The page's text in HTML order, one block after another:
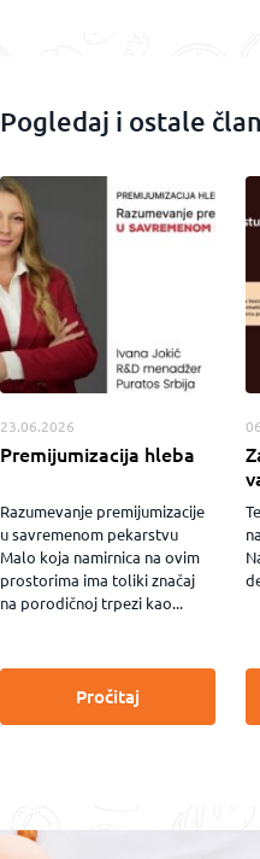
Pogledaj i ostale
23.06.2026
Premijumizacija hleba
Razumevanje premijumizacije
u savremenom pekarstvu
Malo koja namirnica na ovim
prostorima ima toliki značaj
na porodičnoj trpezi kao...
Pročitaj